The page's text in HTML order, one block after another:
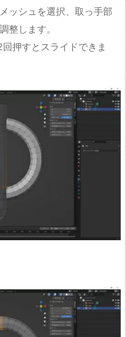
ッシュを選択、取っ手部
整します。
押すとスライドできま